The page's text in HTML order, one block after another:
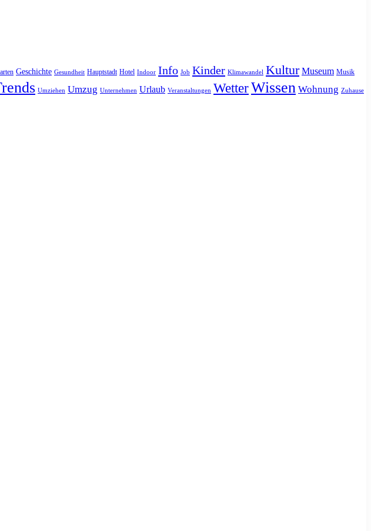
Geschichte Gesundheit Hauptstadt Hotel Indoor Info Job Kinder Klimawandel Kultur Museum Musik
Umziehen Umzug Unternehmen Urlaub Veranstaltungen WetterWissen Wohnung Zuhause